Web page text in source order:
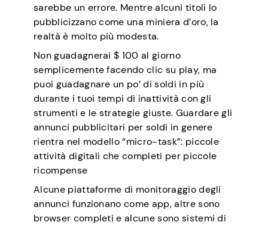
sarebbe un errore. Mentre alcuni titoli lo
pubblicizzano come una miniera d’oro, la
realtà è molto più modesta.
Non guadagnerai $ 100 al giorno
semplicemente facendo clic su play, ma
puoi guadagnare un po’ di soldi in più
durante i tuoi tempi di inattività con gli
strumenti e le strategie giuste. Guardare gli
annunci pubblicitari per soldi in genere
rientra nel modello “micro-task”: piccole
attività digitali che completi per piccole
ricompense
Alcune piattaforme di monitoraggio degli
annunci funzionano come app, altre sono
browser completi e alcune sono sistemi di